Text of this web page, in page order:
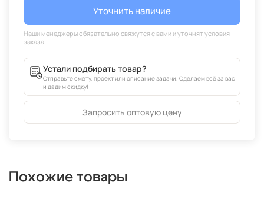
Уточнить наличие
Устали подбирать товар?
Отправьте смету, проект или описание задачи. Сделаем всё за вас
и дадим скидку!
Запросить оптовую цену
Похожие товары